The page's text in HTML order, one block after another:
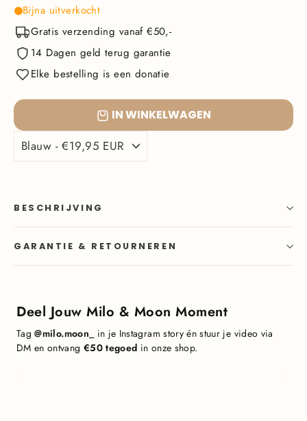
Bijna uitverkocht
Gratis verzending vanaf €50,-
14 Dagen geld terug garantie
Elke bestelling is een donatie
IN WINKELWAGEN
BESCHRIJVING
GARANTIE & RETOURNEREN
Deel Jouw Milo & Moon Moment
Tag@milo.moon_ in je Instagram story én stuur je video via
DM en ontvang €50 tegoed in onze shop.